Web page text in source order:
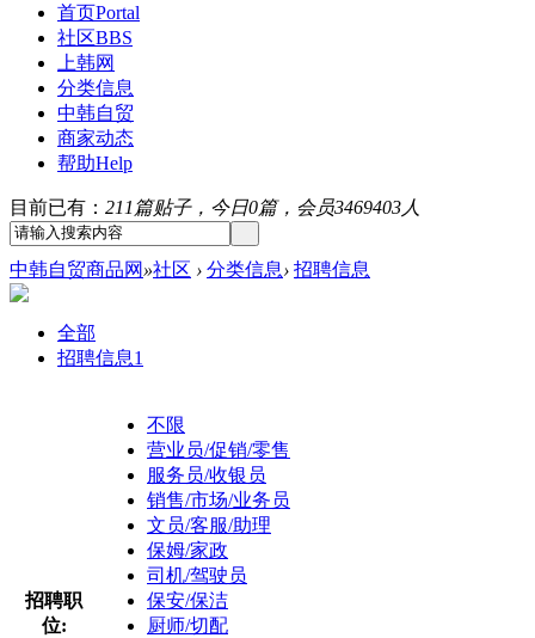
首页Portal
社区BBS
上韩网
分类信息
中韩自贸
商家动态
帮助Help
目前已有： 211篇贴子，今日0篇，会员3469403人
中韩自贸商品网 »社区 › 分类信息› 招聘信息
全部
招聘信息1
招聘职
位:
不限
营业员/促销/零售
服务员/收银员
销售/市场/业务员
文员/客服/助理
保姆/家政
司机/驾驶员
保安/保洁
厨师/切配